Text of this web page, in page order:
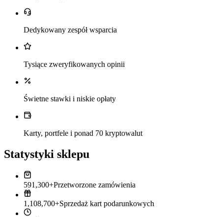
Dedykowany zespół wsparcia
Tysiące zweryfikowanych opinii
Świetne stawki i niskie opłaty
Karty, portfele i ponad 70 kryptowalut
Statystyki sklepu
591,300+Przetworzone zamówienia
1,108,700+Sprzedaż kart podarunkowych